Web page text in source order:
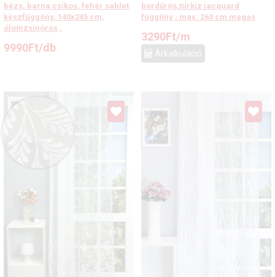
bézs, barna csíkos, fehér sablet
készfüggöny, 140x245 cm,
ólomzsinóros ,
9990Ft/db
bordűrös,türkiz jacquard
függöny , max. 260 cm magas
3290Ft/m
Árkalkuláció